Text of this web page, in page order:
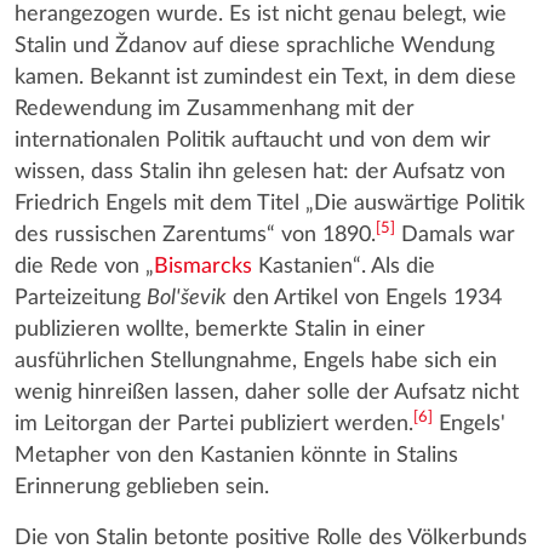
herangezogen wurde. Es ist nicht genau belegt, wie
Stalin und Ždanov auf diese sprachliche Wendung
kamen. Bekannt ist zumindest ein Text, in dem diese
Redewendung im Zusammenhang mit der
internationalen Politik auftaucht und von dem wir
wissen, dass Stalin ihn gelesen hat: der Aufsatz von
Friedrich Engels mit dem Titel „Die auswärtige Politik
des russischen Zarentums“ von 1890. 5
Damals war
die Rede von „ Bismarcks Kastanien“. Als die
Parteizeitung Bol'ševik den Artikel von Engels 1934
publizieren wollte, bemerkte Stalin in einer
ausführlichen Stellungnahme, Engels habe sich ein
wenig hinreißen lassen, daher solle der Aufsatz nicht
im Leitorgan der Partei publiziert werden. 6
Engels'
Metapher von den Kastanien könnte in Stalins
Erinnerung geblieben sein.
Die von Stalin betonte positive Rolle des Völkerbunds